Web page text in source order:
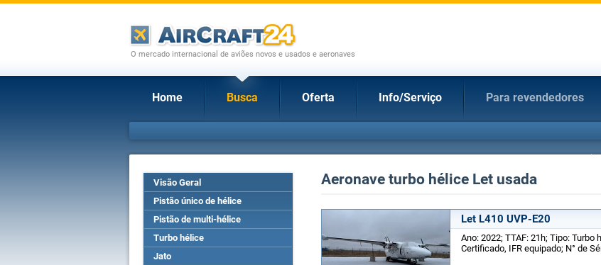
O mercado internacional de aviões novos e usados e aeronaves
Home Busca Oferta Info/Serviço Para revendedores
Visão Geral
Pistão único de hélice
Pistão de multi-hélice
Turbo hélice
Jato
Aeronave turbo hélice Let usada
Let L410 UVP-E20
Ano: 2022; TTAF: 21h; Tipo:
Certificado, IFR equipado; N° de